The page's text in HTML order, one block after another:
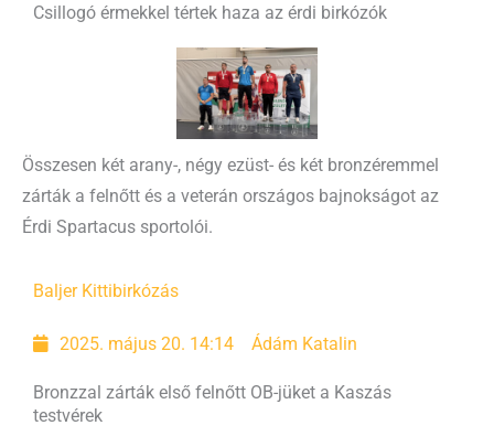
Csillogó érmekkel tértek haza az érdi birkózók
Összesen két arany-, négy ezüst- és két bronzéremmel
zárták a felnőtt és a veterán országos bajnokságot az
Érdi Spartacus sportolói.
Baljer Kittibirkózás
2025. május 20. 14:14 Ádám Katalin
Bronzzal zárták első felnőtt OB-jüket a Kaszás
testvérek